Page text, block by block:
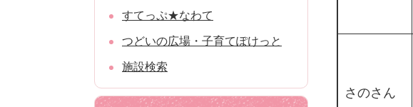
さのさん
すてっぷ★なわて
つどいの広場・子育てぽけっと
施設検索